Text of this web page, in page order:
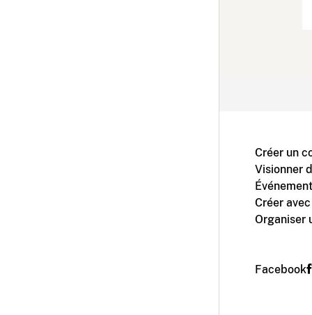
Créer un
Visionner
Créer
Organiser
Facebook